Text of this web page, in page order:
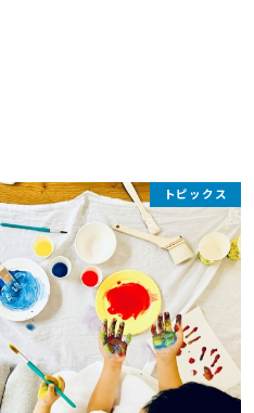
トピックス